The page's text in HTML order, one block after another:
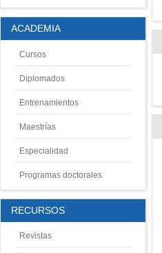
ACADEMIA
Cursos
Diplomados
Entrenamientos
Maestrías
Especialidad
Programas doctorales
RECURSOS
Revistas